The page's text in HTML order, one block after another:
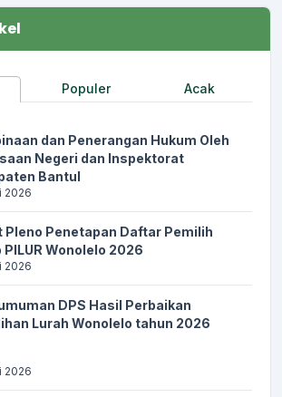
Dukuh Padukuhan Guyangan
Pendopo
Pemutakhiran Profil Kalurahan
:
22 Oktober 2025 09:00:00
:
Pendopo
: LUTHFI AMANI
Penetapan APBKal Tahun 2025
21 Oktober 2025 12:30:00
:
Pendopo
Santri Rantig Wonolelo
Populer Acak
dan Penerangan Hukum Oleh
Negeri dan Inspektorat
Bantul
2026
Pleno Penetapan Daftar Pemilih
PILUR Wonolelo 2026
2026
DPS Hasil Perbaikan
Lurah Wonolelo tahun 2026
2026